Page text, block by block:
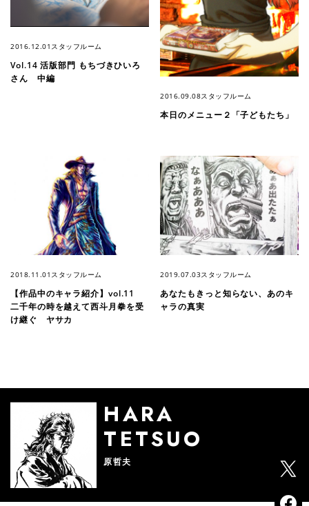
2016.12.01 スタッフルーム
Vol.14 活版部門 もちづきひいろ
さん 中編
2016.09.08スタッフルーム
本日のメニュー２「子どもたち」
2018.11.01 スタッフルーム
【作品中のキャラ紹介】vol.11
二千年の時を越えて西斗月拳を受
け継ぐ ヤサカ
2019.07.03スタッフルーム
あなたもきっと知らない、あのキ
ャラの真実
HARA
TETSUO
原哲夫